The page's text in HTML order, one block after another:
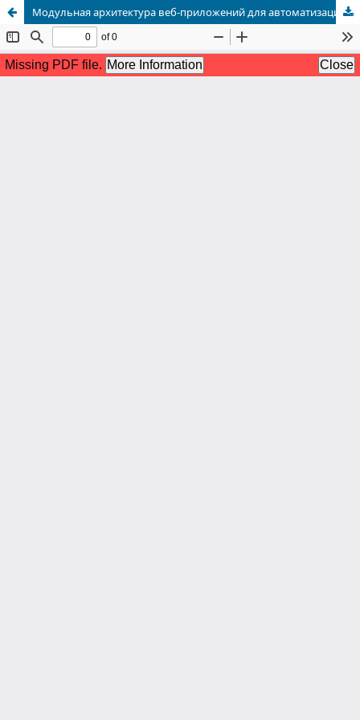
Модульная архитектура веб-приложений для автоматизации управления кофе-ресторанов на основе Django Framework